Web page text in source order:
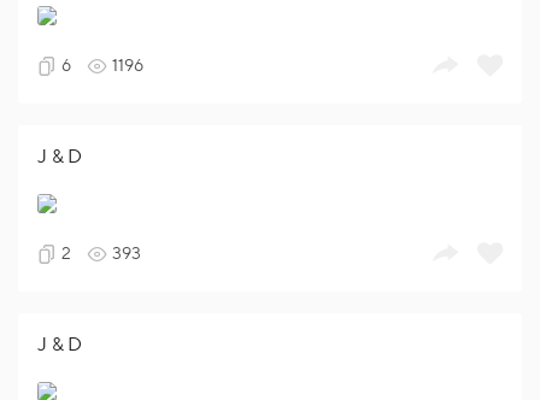
6 1196
J & D
2 393
J & D